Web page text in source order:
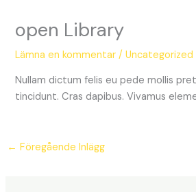
open Library
Lämna en kommentar /Uncategorized
Nullam dictum felis eu pede mollis
tincidunt. Cras dapibus. Vivamus
← Föregående Inlägg